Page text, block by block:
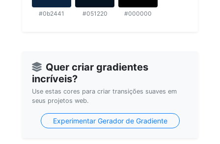
#0b2441 #051220 #000000
Quer criar gradientes
incríveis?
Use estas cores para criar transições suaves em
seus projetos web.
Experimentar Gerador de Gradiente